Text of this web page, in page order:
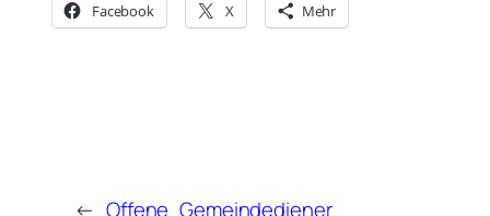
Facebook X Mehr
← Offene Gemeindediener